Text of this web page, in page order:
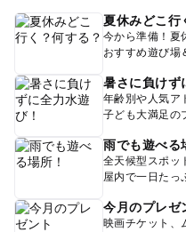
夏休みどこ行
今から準備！夏
おすすめ遊び場
暑さに負けず
年齢別や人気ア
子ども大満足の
雨でも遊べる
全天候型スポッ
屋内で一日たっ
今月のプレゼ
映画チケット、